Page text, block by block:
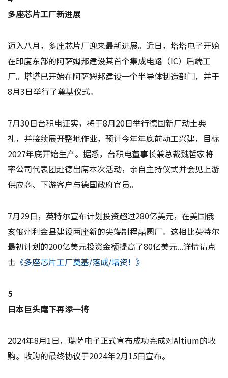
多座芯片工厂新进展
迈入八月，多座芯片厂迎来最新进展。近日，塔塔电子开始
在印度东部的阿萨姆邦建设其首个集成电路（IC）后端工
厂。塔塔已开始在阿萨姆邦建设一个半导体制造部门，并于
8月3日举行了奠基仪式。
7月30日台积电证实，将于8月20日举行德国新厂动土典
礼，并接续展开整地作业，预计今年年底前动工兴建，目标
2027年底开始生产。据悉，台积电董事长兼总裁魏哲家将
率公司代表团赴德出席本次活动，亲自主持仪式并会见上游
供应商、下游客户与德国政府官员。
7月29日，英特尔宣布计划投资超过280亿美元，在美国俄
亥俄州利金县建设两座新的尖端制程晶圆厂。这相比英特尔
最初计划的200亿美元投资金额提高了80亿美元...详情请点
击 《多座芯片工厂奠基/落成/增资！》
5
日本巨头麾下再添一将
2024年8月1日，瑞萨电子正式宣布成功完成对Altium的收
购。收购的最终协议于2024年2月15日宣布。